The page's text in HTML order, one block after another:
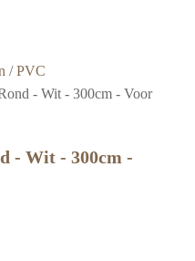
/PVC
- Wit - 300cm - Voor
- Wit - 300cm -